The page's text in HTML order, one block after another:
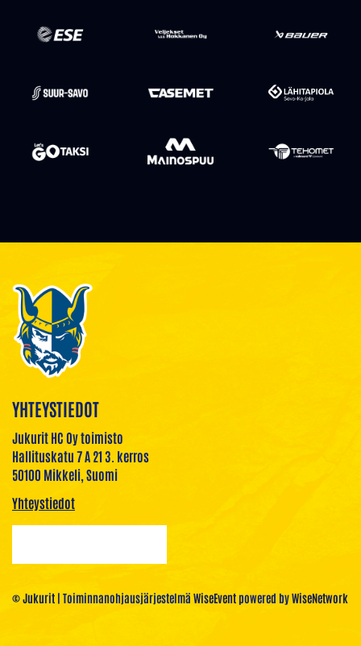
YHTEYSTIEDOT
Jukurit HC Oy toimisto
Hallituskatu 7 A 21 3. kerros
50100 Mikkeli, Suomi
Yhteystiedot
© Jukurit | Toiminnanohjausjärjestelmä WiseEventpowered byWiseNetwork